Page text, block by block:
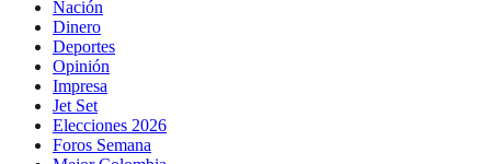
Nación
Dinero
Deportes
Opinión
Impresa
Jet Set
Elecciones 2026
Foros Semana